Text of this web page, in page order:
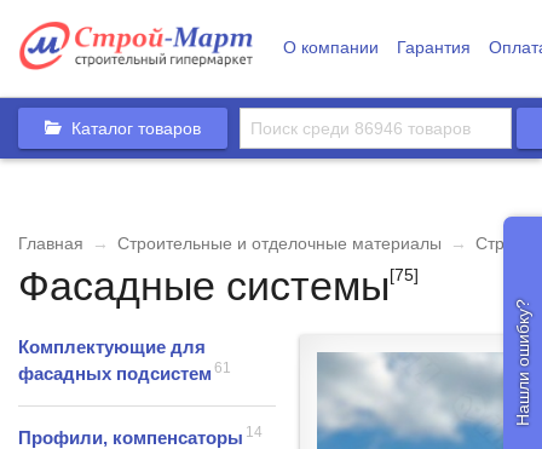
О компании Гарантия
Каталог товаров
Главная → Строительные и отделочные материалы →
Фасадные системы[75]
Комплектующие для
фасадных подсистем 61
Профили, компенсаторы 14
Нашли ошибку?